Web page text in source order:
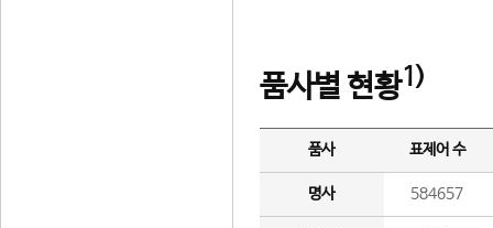
품사별 현황1)
품사 표제어 수
명사 584657